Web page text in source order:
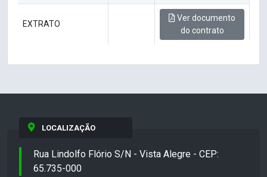
EXTRATO
Ver documento
do contrato
LOCALIZAÇÃO
Rua Lindolfo Flório S/N - Vista Alegre - CEP:
65.735-000